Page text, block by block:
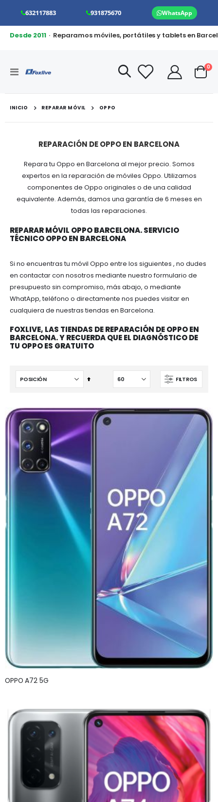
632117883 931875670 WhatsApp
Desde 2011· Reparamos móviles, portátiles y tablets en
Toggle
Cart
0
INICIO REPARAR MÓVIL OPPO
REPARACIÓN DE OPPO EN BARCELONA
Repara tu Oppo en Barcelona al mejor precio. Somos
expertos en la reparación de móviles Oppo. Utilizamos
componentes de Oppo originales o de una calidad
equivalente. Además, damos una garantía de 6 meses en
todas las reparaciones.
REPARAR MÓVIL OPPO BARCELONA. SERVICIO
TÉCNICO OPPO EN BARCELONA
Si no encuentras tu móvil Oppo entre los siguientes , no dudes
en contactar con nosotros mediante nuestro formulario de
presupuesto sin compromiso, más abajo, o mediante
WhatApp, teléfono o directamente nos puedes visitar en
cualquiera de nuestras tiendas en Barcelona.
FOXLIVE, LAS TIENDAS DE REPARACIÓN DE OPPO EN
BARCELONA. Y RECUERDA QUE EL DIAGNÓSTICO DE
TU OPPO ES GRATUITO
FILTROS
Fijar
Dirección
OPPO A72 5G